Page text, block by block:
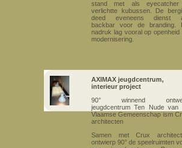
stand met als
verlichtte kubussen. De
deed eveneens dienst
backbar voor de branding.
nadruk lag vooral op openheid
modernisering.
AXIMAX jeugdcentrum,
interieur project
90° winnend
jeugdcentrum Ten Nude van
Vlaamse Gemeenschap ism
architecten
Samen met Crux
ontwierp 90° de speelruimten